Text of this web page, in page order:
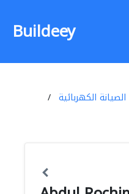
Buildeey
الصيانة الكهربائية